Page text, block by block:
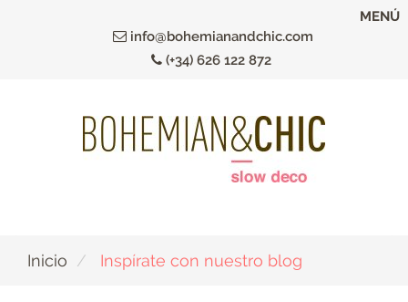
info@bohemianandchic.com
(+34) 626 122 872
MENÚ
Inicio Inspírate con nuestro blog